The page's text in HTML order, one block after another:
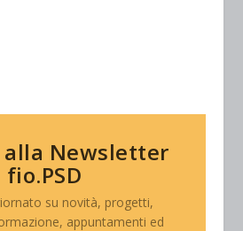
Newsletter
fio.PSD
su novità, progetti,
appuntamenti ed